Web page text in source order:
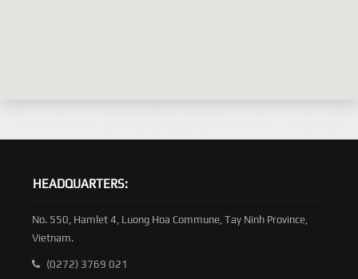
HEADQUARTERS:
No. 550, Hamlet 4, Luong Hoa Commune, Tay Ninh Province,
Vietnam.
(0272) 3769 021